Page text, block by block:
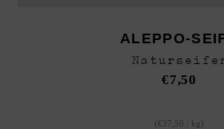
ALEPPO-
€7,50
( €37,50 kg )